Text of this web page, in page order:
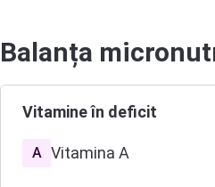
Balanța
Vitamine în deficit
A Vitamina A